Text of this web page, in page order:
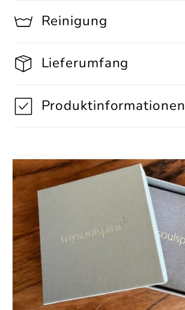
Reinigung
Lieferumfang
Produktinformationen